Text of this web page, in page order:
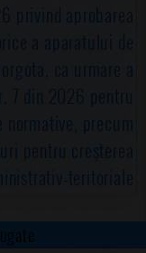
privind aprobarea
a aparatului de
ca urmare a
7 din 2026 pentru
precum
pentru creşterea
teritoriale